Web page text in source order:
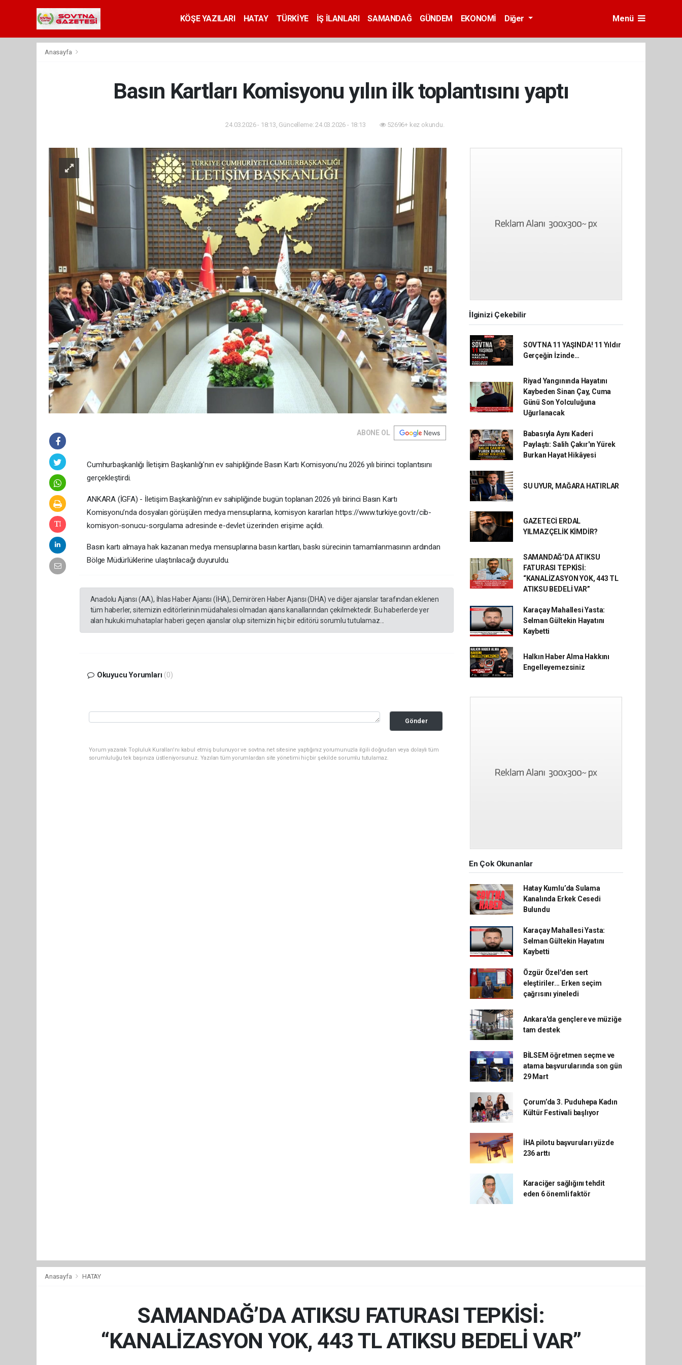
KÖŞE YAZILARI HATAY TÜRKİYE İŞ İLANLARI SAMANDAĞ GÜNDEM EKONOMİ Diğer Menü
Anasayfa
Basın Kartları Komisyonu yılın ilk toplantısını yaptı
24.03.2026 - 18:13, Güncelleme: 24.03.2026 - 18:13 52696+ kez okundu.
ABONE OL
Cumhurbaşkanlığı İletişim Başkanlığı'nın ev sahipliğinde Basın Kartı Komisyonu’nu 2026 yılı birinci toplantısını
gerçekleştirdi.
ANKARA (İGFA) - İletişim Başkanlığı'nın ev sahipliğinde bugün toplanan 2026 yılı birinci Basın Kartı
Komisyonu’nda dosyaları görüşülen medya mensuplarına, komisyon kararları https://www.turkiye.gov.tr/cib-
komisyon-sonucu-sorgulama adresinde e-devlet üzerinden erişime açıldı.
Basın kartı almaya hak kazanan medya mensuplarına basın kartları, baskı sürecinin tamamlanmasının ardından
Bölge Müdürlüklerine ulaştırılacağı duyuruldu.
Anadolu Ajansı (AA), İhlas Haber Ajansı (İHA), Demirören Haber Ajansı (DHA) ve diğer ajanslar tarafından eklenen
tüm haberler, sitemizin editörlerinin müdahalesi olmadan ajans kanallarından çekilmektedir. Bu haberlerde yer
alan hukuki muhataplar haberi geçen ajanslar olup sitemizin hiç bir editörü sorumlu tutulamaz...
Okuyucu Yorumları (0)
Gönder
Yorum yazarak Topluluk Kuralları’nı kabul etmiş bulunuyor ve sovtna.net sitesine yaptığınız yorumunuzla ilgili doğrudan veya dolaylı tüm
sorumluluğu tek başınıza üstleniyorsunuz. Yazılan tüm yorumlardan site yönetimi hiçbir şekilde sorumlu tutulamaz.
İlginizi Çekebilir
SOVTNA 11 YAŞINDA! 11 Yıldır
Gerçeğin İzinde…
Riyad Yangınında Hayatını
Kaybeden Sinan Çay, Cuma
Günü Son Yolculuğuna
Uğurlanacak
Babasıyla Aynı Kaderi
Paylaştı: Salih Çakır'ın Yürek
Burkan Hayat Hikâyesi
SU UYUR, MAĞARA HATIRLAR
GAZETECİ ERDAL
YILMAZÇELİK KİMDİR?
SAMANDAĞ’DA ATIKSU
FATURASI TEPKİSİ:
“KANALİZASYON YOK, 443 TL
ATIKSU BEDELİ VAR”
Karaçay Mahallesi Yasta:
Selman Gültekin Hayatını
Kaybetti
Halkın Haber Alma Hakkını
Engelleyemezsiniz
En Çok Okunanlar
Hatay Kumlu’da Sulama
Kanalında Erkek Cesedi
Bulundu
Karaçay Mahallesi Yasta:
Selman Gültekin Hayatını
Kaybetti
Özgür Özel'den sert
eleştiriler... Erken seçim
çağrısını yineledi
Ankara'da gençlere ve müziğe
tam destek
BİLSEM öğretmen seçme ve
atama başvurularında son gün
29 Mart
Çorum’da 3. Puduhepa Kadın
Kültür Festivali başlıyor
İHA pilotu başvuruları yüzde
236 arttı
Karaciğer sağlığını tehdit
eden 6 önemli faktör
Anasayfa HATAY
SAMANDAĞ’DA ATIKSU FATURASI TEPKİSİ:
“KANALİZASYON YOK, 443 TL ATIKSU BEDELİ VAR”